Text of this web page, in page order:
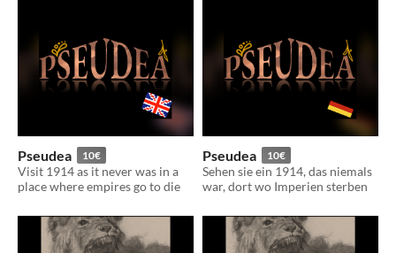
Pseudea 10€
Visit 1914 as it never was in a
place where empires go to die
Pseudea 10€
Sehen sie ein 1914, das niemals
war, dort wo Imperien sterben